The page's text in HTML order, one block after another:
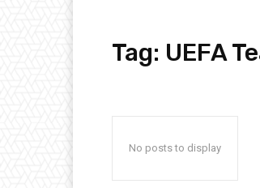
Tag: UEFA
No posts to display